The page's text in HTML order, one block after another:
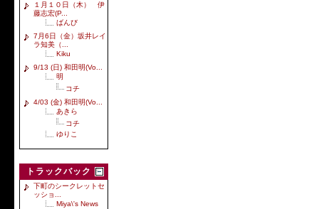
１月１０日（木） 伊
藤志宏(P...
ばんび
7月6日（金）坂井レイ
ラ知美（...
Kiku
9/13 (日) 和田明(Vo...
明
コチ
4/03 (金) 和田明(Vo...
あきら
コチ
ゆりこ
トラックバック
下町のシークレットセ
ッショ...
Miya\'s News